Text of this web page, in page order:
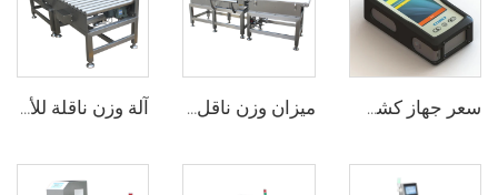
سعر جهاز كشف المخاطر المحمول المتنقل الطيفي الراماني ميزان وزن ناقل الحركة لمراقبة الوزن آلة وزن ناقلة للأغذية للصناديق الكبيرة الثقيلة والأكياس